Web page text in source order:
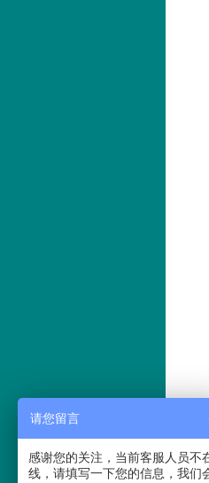
请您留言
感谢您的关注，当前客服人员不
线，请填写一下您的信息，我们